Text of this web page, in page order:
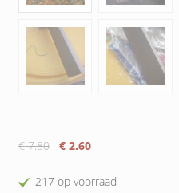
€7.80
Oorspronkelijke
was:
€ 2.60Huidige
is:
217 op voorraad